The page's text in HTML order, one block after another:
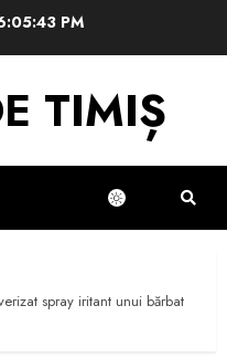
PM
TIMIȘ
spray iritant unui bărbat